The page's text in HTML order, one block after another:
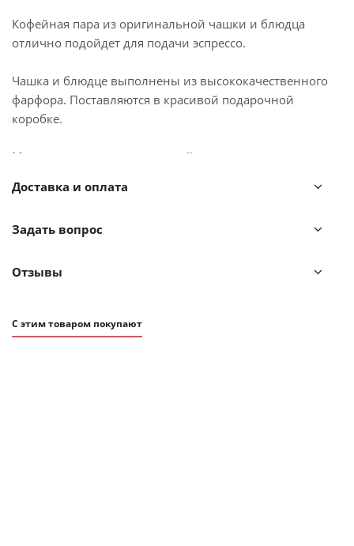
Кофейная пара из оригинальной чашки и блюдца
отлично подойдет для подачи эспрессо.
Чашка и блюдце выполнены из высококачественного
фарфора. Поставляются в красивой подарочной
коробке.
Можно мыть в посудомоечной машине и ставить в
Доставка и оплата
Задать вопрос
Отзывы
С этим товаром покупают